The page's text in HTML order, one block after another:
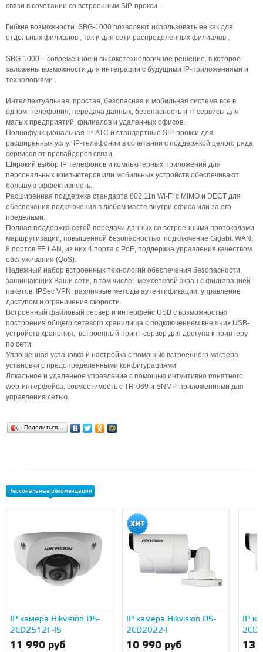
связи в сочетании со встроенным SIP-прокси .
Гибкие возможности SBG-1000 позволяют использовать ее как для
отдельных филиалов , так и для сети распределенных филиалов .
SBG-1000 – современное и высокотехнологичное решение, в которое
заложены возможности для интеграции с будущими IP-приложениями и
технологиями .
Интеллектуальная, простая, безопасная и мобильная система все в
одном: телефония, передача данных, безопасность и IT-сервисы для
малых предприятий, филиалов и удаленных офисов.
Полнофункциональная IP-АТС и стандартные SIP-прокси для
расширенных услуг IP-телефонии в сочетании с поддержкой целого ряда
сервисов от провайдеров связи.
Широкий выбор IP телефонов и компьютерных приложений для
персональных компьютеров или мобильных устройств обеспечивают
большую эффективность.
Расширенная поддержка стандарта 802.11n Wi-Fi с MIMO и DECT для
обеспечения подключения в любом месте внутри офиса или за его
пределами.
Полная поддержка сетей передачи данных со встроенными протоколами
маршрутизации, повышенной безопасностью, подключение Gigabit WAN,
8 портов FE LAN, из них 4 порта с PoE, поддержка управления качеством
обслуживания (QoS).
Надежный набор встроенных технологий обеспечения безопасности,
защищающих Ваши сети, в том числе: межсетевой экран с фильтрацией
пакетов, IPSec VPN, различные методы аутентификации, управление
доступом и ограничение скорости.
Встроенный файловый сервер и интерфейс USB с возможностью
построения общего сетевого хранилища с подключением внешних USB-
устройств хранения, встроенный принт-сервер для доступа к принтеру
по сети.
Упрощенная установка и настройка с помощью встроенного мастера
установки с предопределенными конфигурациями
Локальное и удаленное управление с помощью интуитивно понятного
web-интерфейса, совместимость с TR-069 и SNMP-приложениями для
управления сетью.
Поделиться…
Персональные рекомендации
IP камера Hikvision DS-
2CD2512F-IS
11 990 руб
IP камера Hikvision DS-
2CD2022-I
10 990 руб
IP
13